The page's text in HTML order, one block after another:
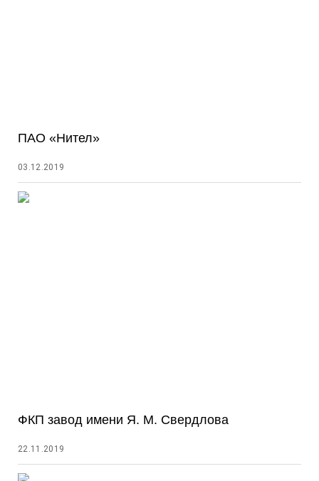
ПАО «Нител»
03.12.2019
ФКП завод имени Я. М. Свердлова
22.11.2019